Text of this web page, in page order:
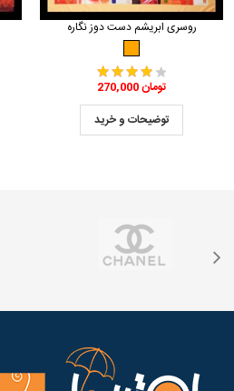
روسری ابریشم دست دوز نگاره
270,000 تومان
توضیحات و خرید